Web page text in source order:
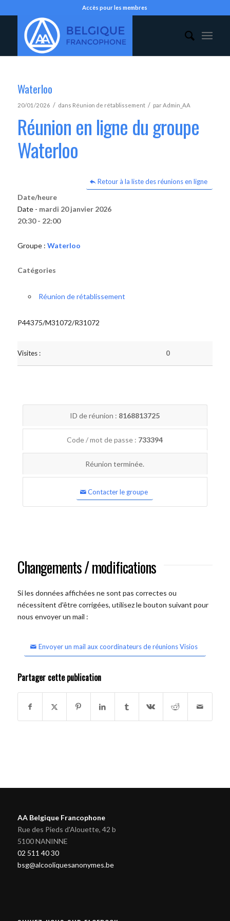
Accès pour les membres
Waterloo
20/01/2026 / dans Réunion de rétablissement / parAdmin_AA
Réunion en ligne du groupe
Waterloo
Retour à la liste des réunions en ligne
Date/heure
Date - mardi 20 janvier 2026
20:30 - 22:00
Groupe : Waterloo
Catégories
Réunion de rétablissement
P44375/M31072/R31072
Visites : 0
ID de réunion : 8168813725
Code / mot de passe : 733394
Réunion terminée.
Contacter le groupe
Changements / modifications
Si les données affichées ne sont pas correctes ou
nécessitent d'être corrigées, utilisez le bouton suivant pour
nous envoyer un mail :
Envoyer un mail aux coordinateurs de réunions Visios
Partager cette publication
AA Belgique Francophone
Rue des Pieds d'Alouette, 42 b
5100 NANINNE
02 511 40 30
bsg@alcooliquesanonymes.be